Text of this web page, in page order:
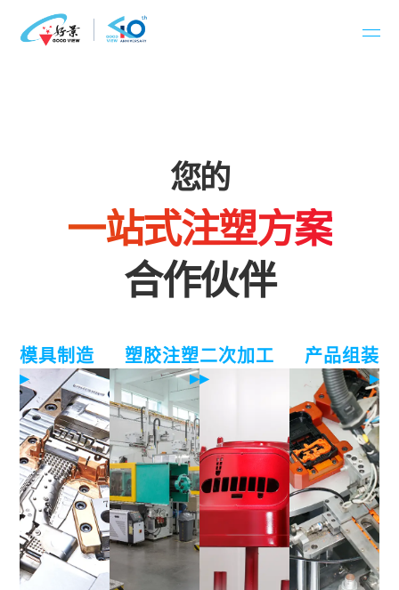
您的
一站式注塑方案
合作伙伴
模具制造
▸
塑胶注塑
▸
二次加工
▸
产品组装
▸